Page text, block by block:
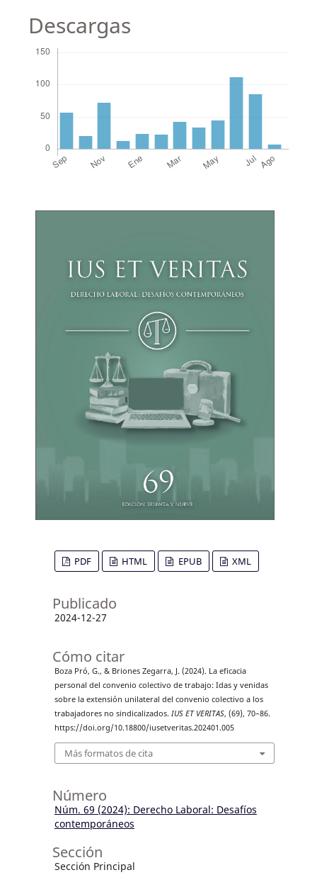
Descargas
PDF HTML EPUB XML
Publicado
2024-12-27
Cómo citar
Boza Pró, G., & Briones Zegarra, J. (2024). La eficacia
personal del convenio colectivo de trabajo: Idas y venidas
sobre la extensión unilateral del convenio colectivo a los
trabajadores no sindicalizados. IUS ET VERITAS, (69), 70–86.
https://doi.org/10.18800/iusetveritas.202401.005
Más formatos de cita
Número
Núm. 69 (2024): Derecho Laboral: Desafíos
contemporáneos
Sección
Sección Principal